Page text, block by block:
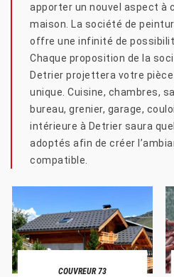
apporter un nouvel aspect à
maison. La société de
offre une infinité de
Chaque proposition de la
Detrier projettera votre
unique. Cuisine, chambres,
bureau, grenier, garage,
intérieure à Detrier saura
adoptés afin de créer
compatible.
COUVREUR 73